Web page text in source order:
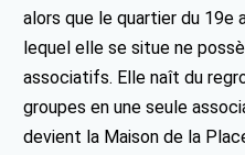
alors que le quartier du 19e
lequel elle se situe ne
associatifs. Elle naît du
groupes en une seule
devient la Maison de la